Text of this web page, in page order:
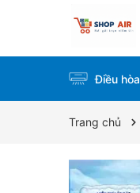
Điều hòa
Trang chủ